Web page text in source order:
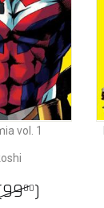
vol. 1
9900)